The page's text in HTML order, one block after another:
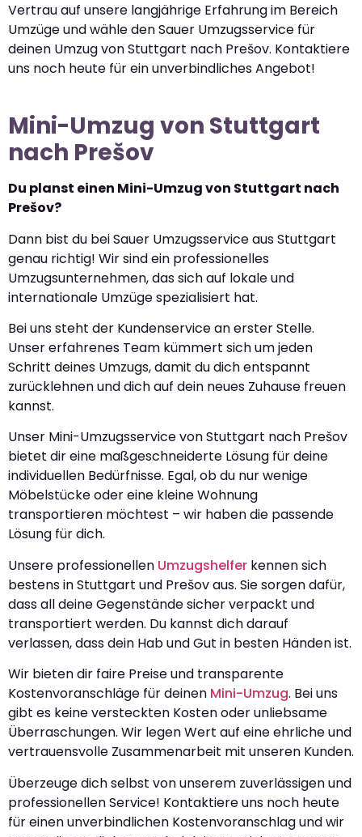
Vertrau auf unsere langjährige Erfahrung im Bereich
Umzüge und wähle den Sauer Umzugsservice für
deinen Umzug von Stuttgart nach Prešov. Kontaktiere
uns noch heute für ein unverbindliches Angebot!
Mini-Umzug von Stuttgart
nach Prešov
Du planst einen Mini-Umzug von Stuttgart nach
Prešov?
Dann bist du bei Sauer Umzugsservice aus Stuttgart
genau richtig! Wir sind ein professionelles
Umzugsunternehmen, das sich auf lokale und
internationale Umzüge spezialisiert hat.
Bei uns steht der Kundenservice an erster Stelle.
Unser erfahrenes Team kümmert sich um jeden
Schritt deines Umzugs, damit du dich entspannt
zurücklehnen und dich auf dein neues Zuhause freuen
kannst.
Unser Mini-Umzugsservice von Stuttgart nach Prešov
bietet dir eine maßgeschneiderte Lösung für deine
individuellen Bedürfnisse. Egal, ob du nur wenige
Möbelstücke oder eine kleine Wohnung
transportieren möchtest – wir haben die passende
Lösung für dich.
Unsere professionellen Umzugshelfer kennen sich
bestens in Stuttgart und Prešov aus. Sie sorgen dafür,
dass all deine Gegenstände sicher verpackt und
transportiert werden. Du kannst dich darauf
verlassen, dass dein Hab und Gut in besten Händen ist.
Wir bieten dir faire Preise und transparente
Kostenvoranschläge für deinen Mini-Umzug. Bei uns
gibt es keine versteckten Kosten oder unliebsame
Überraschungen. Wir legen Wert auf eine ehrliche und
vertrauensvolle Zusammenarbeit mit unseren Kunden.
Überzeuge dich selbst von unserem zuverlässigen und
professionellen Service! Kontaktiere uns noch heute
für einen unverbindlichen Kostenvoranschlag und wir